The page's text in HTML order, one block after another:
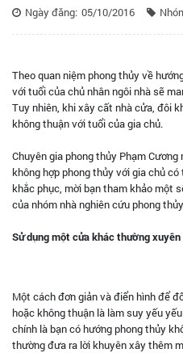
Ngày đăng: 05/10/2016
Theo quan niệm phong thủy về
với tuổi của chủ nhân ngôi nhà sẽ
Tuy nhiên, khi xây cất nhà cửa, đôi
không thuận với tuổi của gia chủ.
Chuyên gia phong thủy Phạm
không hợp phong thủy với gia chủ
khắc phục, mời bạn tham khảo một
của nhóm nhà nghiên cứu phong
Sử dụng một cửa khác thường
Một cách đơn giản và điển hình để
hoặc không thuận là làm suy yếu
chính là bạn có hướng phong thủy
thường đưa ra lời khuyên xây thêm